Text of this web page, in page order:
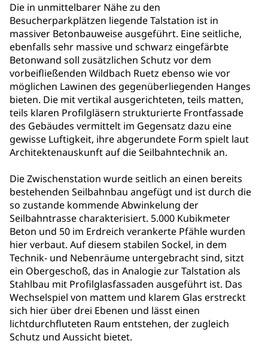
Die in unmittelbarer Nähe zu den
Besucherparkplätzen liegende Talstation ist in
massiver Betonbauweise ausgeführt. Eine seitliche,
ebenfalls sehr massive und schwarz eingefärbte
Betonwand soll zusätzlichen Schutz vor dem
vorbeifließenden Wildbach Ruetz ebenso wie vor
möglichen Lawinen des gegenüberliegenden Hanges
bieten. Die mit vertikal ausgerichteten, teils matten,
teils klaren Profilgläsern strukturierte Frontfassade
des Gebäudes vermittelt im Gegensatz dazu eine
gewisse Luftigkeit, ihre abgerundete Form spielt laut
Architektenauskunft auf die Seilbahntechnik an.
Die Zwischenstation wurde seitlich an einen bereits
bestehenden Seilbahnbau angefügt und ist durch die
so zustande kommende Abwinkelung der
Seilbahntrasse charakterisiert. 5.000 Kubikmeter
Beton und 50 im Erdreich verankerte Pfähle wurden
hier verbaut. Auf diesem stabilen Sockel, in dem
Technik- und Nebenräume untergebracht sind, sitzt
ein Obergeschoß, das in Analogie zur Talstation als
Stahlbau mit Profilglasfassaden ausgeführt ist. Das
Wechselspiel von mattem und klarem Glas erstreckt
sich hier über drei Ebenen und lässt einen
lichtdurchfluteten Raum entstehen, der zugleich
Schutz und Aussicht bietet.